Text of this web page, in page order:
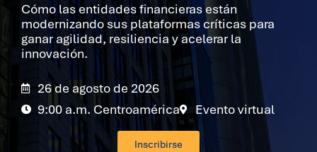
Cómo las entidades financieras están
modernizando sus plataformas críticas para
ganar agilidad, resiliencia y acelerar la
innovación.
26 de agosto de 2026
9:00 a.m. Centroamérica
Evento virtual
Inscribirse